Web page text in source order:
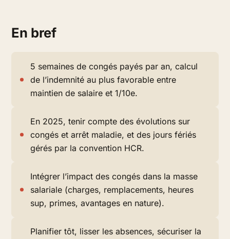
En bref
5 semaines de congés payés par an, calcul
de l’indemnité au plus favorable entre
maintien de salaire et 1/10e.
En 2025, tenir compte des évolutions sur
congés et arrêt maladie, et des jours fériés
gérés par la convention HCR.
Intégrer l’impact des congés dans la masse
salariale (charges, remplacements, heures
sup, primes, avantages en nature).
Planifier tôt, lisser les absences, sécuriser la